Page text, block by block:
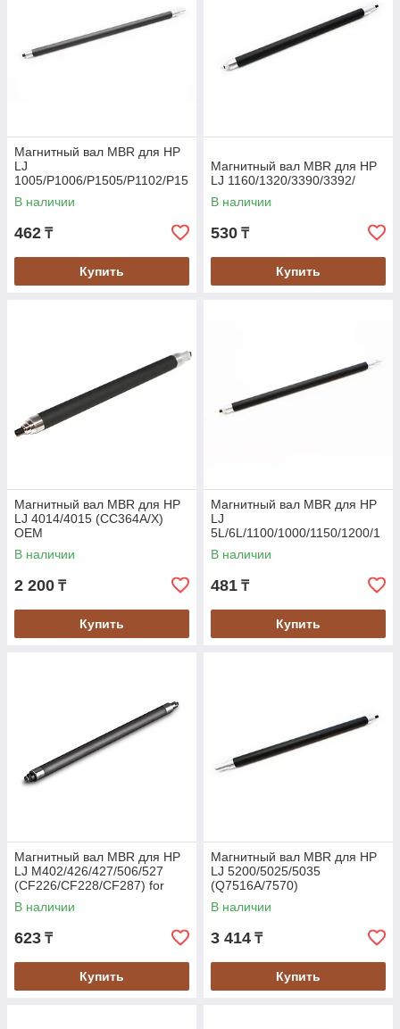
Магнитный вал MBR для HP
LJ
1005/P1006/P1505/P1102/P15
60/P1606
В наличии
462 ₸
Купить
Магнитный вал MBR для HP
LJ 1160/1320/3390/3392/
В наличии
530 ₸
Купить
Магнитный вал MBR для HP
LJ 4014/4015 (CC364A/X)
OEM
В наличии
2 200 ₸
Купить
Магнитный вал MBR для HP
LJ
5L/6L/1100/1000/1150/1200/1
300/Canon LBP-
800/810/1120/MF-
3110/3200/3220/3228 (EP-2
В наличии
481 ₸
Купить
Магнитный вал MBR для HP
LJ M402/426/427/506/527
(CF226/CF228/CF287) for
original
В наличии
623 ₸
Купить
Магнитный вал MBR для HP
LJ 5200/5025/5035
(Q7516A/7570)
В наличии
3 414 ₸
Купить